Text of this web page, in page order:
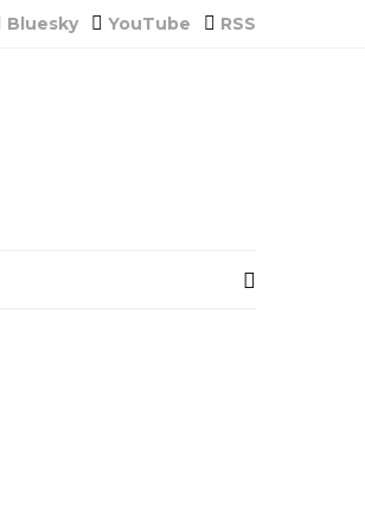
Bluesky YouTube RSS